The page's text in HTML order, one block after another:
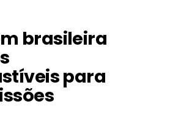
brasileira
para